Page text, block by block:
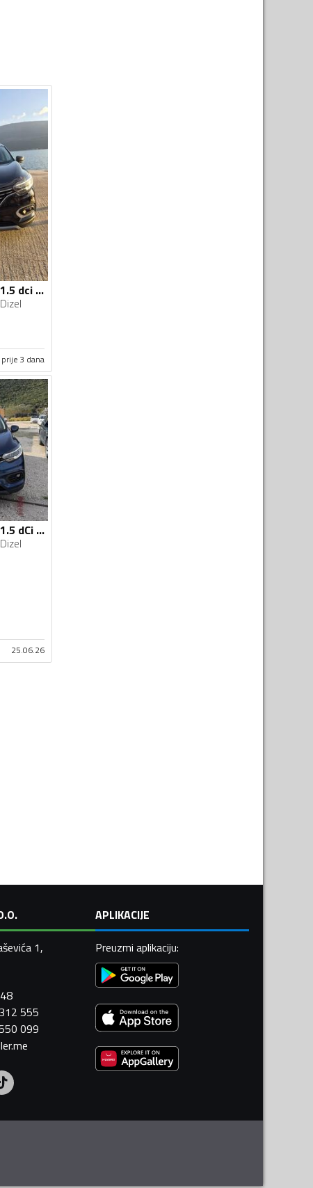
Renault - Kadjar - 1.5 dci intes
Dizel
prije 3 dana
Renault - Kadjar - 1.5 dCi AUTOMATIK 12/2020g
Dizel
25.06.26
1,
555
099
APLIKACIJE
Preuzmi aplikaciju: